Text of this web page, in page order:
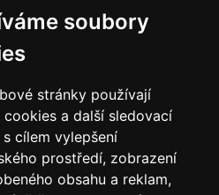
soubory
stránky používají
cookies a další sledovací
cílem vylepšení
prostředí, zobrazení
obsahu a reklam,